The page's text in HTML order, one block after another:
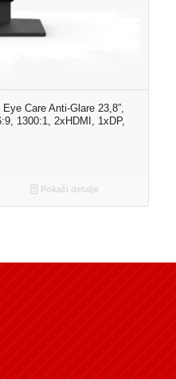
Care Anti-Glare 23,8”,
1300:1, 2xHDMI, 1xDP,
Pokaži detalje